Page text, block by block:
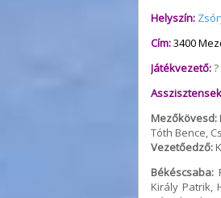
Helyszín:
Cím:3400
Játékvezető:?
Mezőkövesd:
Tóth Bence,
Vezetőedző:
Békéscsaba:
Király Patrik,